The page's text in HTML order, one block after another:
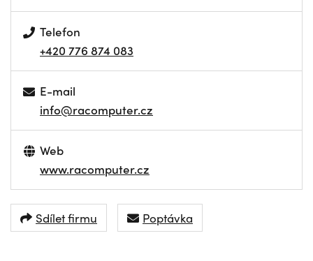
Telefon
+420 776 874 083
E-mail
info@racomputer.cz
Web
www.racomputer.cz
Sdílet firmu Poptávka